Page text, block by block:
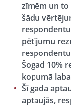
zīmēm un to
šādu
pētījumu
Šogad 10%
kopumā
Šī gada
aptaujās,